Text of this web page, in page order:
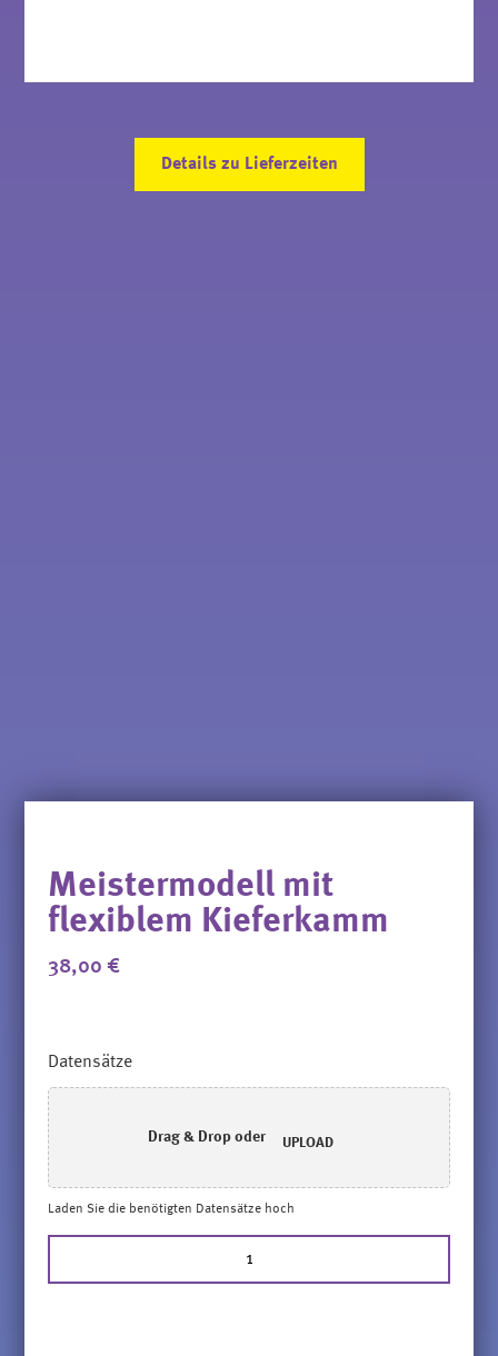
Details zu Lieferzeiten
Meistermodell mit
flexiblem Kieferkamm
38,00 €
Datensätze
Drag & Drop oder UPLOAD
Laden Sie die benötigten Datensätze hoch